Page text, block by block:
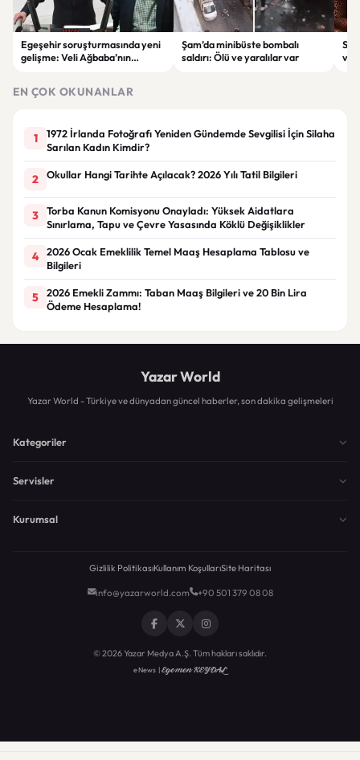
Egeşehir soruşturmasında yeni
gelişme: Veli Ağbaba’nın
Şam’da minibüste bombalı
saldırı: Ölü ve yaralılar var
EN ÇOK OKUNANLAR
1
1972 İrlanda Fotoğrafı Yeniden Gündemde Sevgilisi İçin Silaha
Sarılan Kadın Kimdir?
2 Okullar Hangi Tarihte Açılacak? 2026 Yılı Tatil Bilgileri
3
Torba Kanun Komisyonu Onayladı: Yüksek Aidatlara
Sınırlama, Tapu ve Çevre Yasasında Köklü Değişiklikler
4
2026 Ocak Emeklilik Temel Maaş Hesaplama Tablosu ve
Bilgileri
5
2026 Emekli Zammı: Taban Maaş Bilgileri ve 20 Bin Lira
Ödeme Hesaplama!
Yazar World
Yazar World - Türkiye ve dünyadan güncel haberler, son dakika gelişmeleri
Kategoriler
Servisler
Kurumsal
Gizlilik PolitikasıKullanım KoşullarıSite Haritası
info@yazarworld.com +90 501 379 08 08
© 2026 Yazar Medya A.Ş. Tüm hakları saklıdır.
eNews |Egemen KEYDAL